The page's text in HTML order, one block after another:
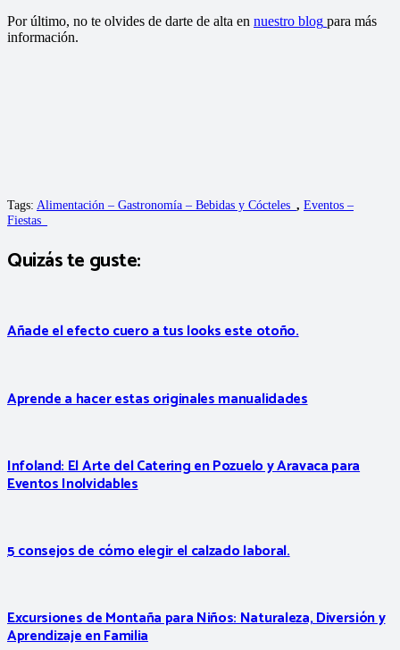
Por último, no te olvides de darte de alta en nuestro blog para más
información.
Tags: Alimentación – Gastronomía – Bebidas y Cócteles_ , Eventos –
Fiestas_
Quizás te guste:
Añade el efecto cuero a tus looks este otoño.
Aprende a hacer estas originales manualidades
Infoland: El Arte del Catering en Pozuelo y Aravaca para
Eventos Inolvidables
5 consejos de cómo elegir el calzado laboral.
Excursiones de Montaña para Niños: Naturaleza, Diversión y
Aprendizaje en Familia